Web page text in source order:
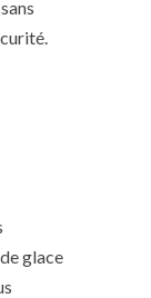
glace